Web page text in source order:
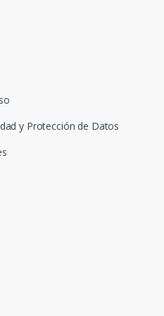
y Protección de Datos